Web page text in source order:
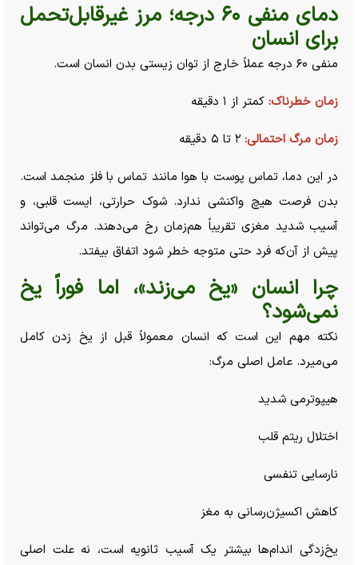
دمای منفی ۶۰ درجه؛ مرز غیرقابل‌تحمل
برای انسان
منفی ۶۰ درجه عملاً خارج از توان زیستی بدن انسان است.
زمان خطرناک: کمتر از ۱ دقیقه
زمان مرگ احتمالی: ۲ تا ۵ دقیقه
در این دما، تماس پوست با هوا مانند تماس با فلز منجمد است.
بدن فرصت هیچ واکنشی ندارد. شوک حرارتی، ایست قلبی، و
آسیب شدید مغزی تقریباً هم‌زمان رخ می‌دهند. مرگ می‌تواند
پیش از آن‌که فرد حتی متوجه خطر شود اتفاق بیفتد.
چرا انسان «یخ می‌زند»، اما فوراً یخ
نمی‌شود؟
نکته مهم این است که انسان معمولاً قبل از یخ زدن کامل
می‌میرد. عامل اصلی مرگ:
هیپوترمی شدید
اختلال ریتم قلب
نارسایی تنفسی
کاهش اکسیژن‌رسانی به مغز
یخ‌زدگی اندام‌ها بیشتر یک آسیب ثانویه است، نه علت اصلی